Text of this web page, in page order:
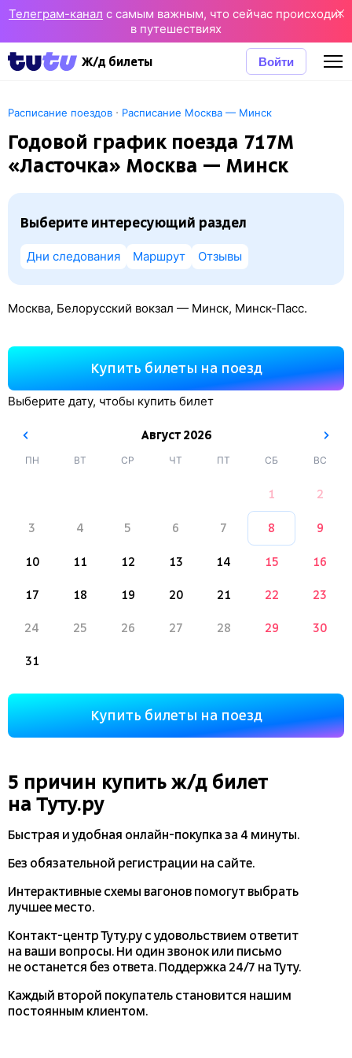
Телеграм-канал с самым важным, что сейчас происходит
в путешествиях
Ж/д билеты Войти
Расписание поездов · Расписание Москва — Минск
Годовой график поезда 717М
«Ласточка» Москва — Минск
Выберите интересующий раздел
Дни следования Маршрут Отзывы
Москва, Белорусский вокзал — Минск, Минск-Пасс.
Купить билеты на поезд
Выберите дату, чтобы купить билет
Август2026
ПН ВТ СР ЧТ ПТ СБ ВС
1 2
3 4 5 6 7 8 9
10 11 12 13 14 15 16
17 18 19 20 21 22 23
24 25 26 27 28 29 30
31
Купить билеты на поезд
5 причин купить ж/д билет
на Туту.ру
Быстрая и удобная онлайн-покупказа 4 минуты.
Без обязательной регистрации на сайте.
Интерактивные схемы вагонов помогут выбрать
лучшее место.
Контакт-центр Туту.ру с удовольствием ответит
на ваши вопросы. Ни один звонок или письмо
не останется без ответа. Поддержка 24/7 на Туту.
Каждый второй покупатель становится нашим
постоянным клиентом.